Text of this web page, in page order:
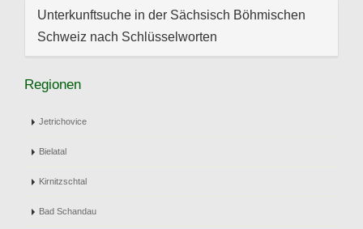
Unterkunftsuche in der Sächsisch Böhmischen
Schweiz nach Schlüsselworten
Regionen
Jetrichovice
Bielatal
Kirnitzschtal
Bad Schandau